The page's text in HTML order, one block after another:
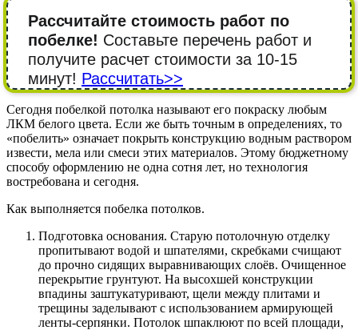
Рассчитайте стоимость работ по
побелке! Составьте перечень работ и
получите расчет стоимости за 10-15
минут! Рассчитать>>
Сегодня побелкой потолка называют его покраску любым
ЛКМ белого цвета. Если же быть точным в определениях, то
«побелить» означает покрыть конструкцию водным раствором
извести, мела или смеси этих материалов. Этому бюджетному
способу оформлению не одна сотня лет, но технология
востребована и сегодня.
Как выполняется побелка потолков.
Подготовка основания. Старую потолочную отделку
пропитывают водой и шпателями, скребками счищают
до прочно сидящих выравнивающих слоёв. Очищенное
перекрытие грунтуют. На высохшей конструкции
впадины заштукатуривают, щели между плитами и
трещины заделывают с использованием армирующей
ленты-серпянки. Потолок шпаклюют по всей площади,